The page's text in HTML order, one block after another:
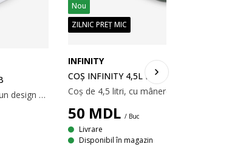
Coș alb de 4,5 litri cu mânere și un design practic, perforat. Ideal pentru depozitarea și organizarea diferitelor obiecte de uz casnic. Coșul este fabricat din plastic (100% reciclat), ușor de curățat. 18x26x12 cm
Nou
ZILNIC PREȚ MIC
INFINITY
COȘ INFINITY 4,5L PLASTIC VERDE
50 MDL / Buc
Livrare
Disponibil în magazin